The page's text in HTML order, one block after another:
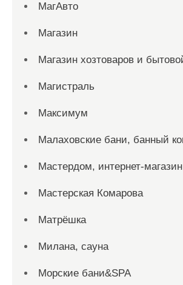
МагАвто
Магазин
Магазин хозтоваров и
Магистраль
Максимум
Малаховские бани, банный
Мастердом, интернет-магазин
Мастерская Комарова
Матрёшка
Милана, сауна
Морские бани&SPA